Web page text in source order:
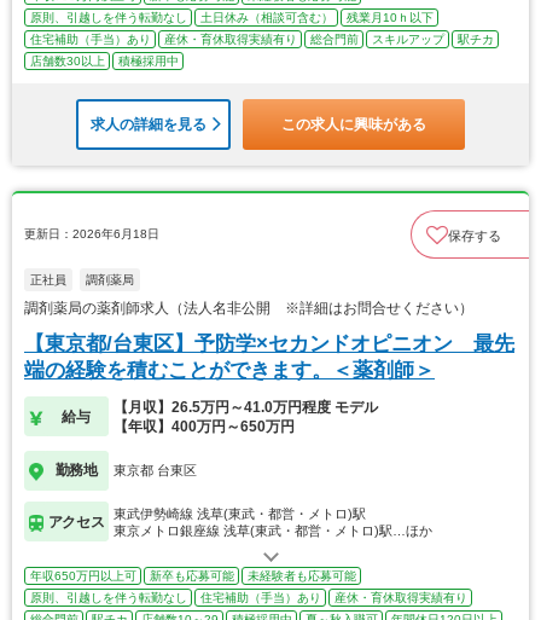
原則、引越しを伴う転勤なし
土日休み（相談可含む）
残業月10ｈ以下
住宅補助（手当）あり
産休・育休取得実績有り 総合門前 スキルアップ
駅チカ
店舗数30以上
積極採用中
求人の詳細を見る この求人に興味がある
更新日：2026年6月18日 保存する
正社員 調剤薬局
調剤薬局の薬剤師求人（法人名非公開 ※詳細はお問合せください）
【東京都/台東区】予防学×セカンドオピニオン 最先
端の経験を積むことができます。＜薬剤師＞
給与
【月収】26.5万円～41.0万円程度 モデル
【年収】400万円～650万円
勤務地 東京都 台東区
アクセス
東武伊勢崎線 浅草(東武・都営・メトロ)駅
東京メトロ銀座線 浅草(東武・都営・メトロ)駅…ほか
年収650万円以上可 新卒も応募可能
未経験者も応募可能
原則、引越しを伴う転勤なし
住宅補助（手当）あり
産休・育休取得実績有り